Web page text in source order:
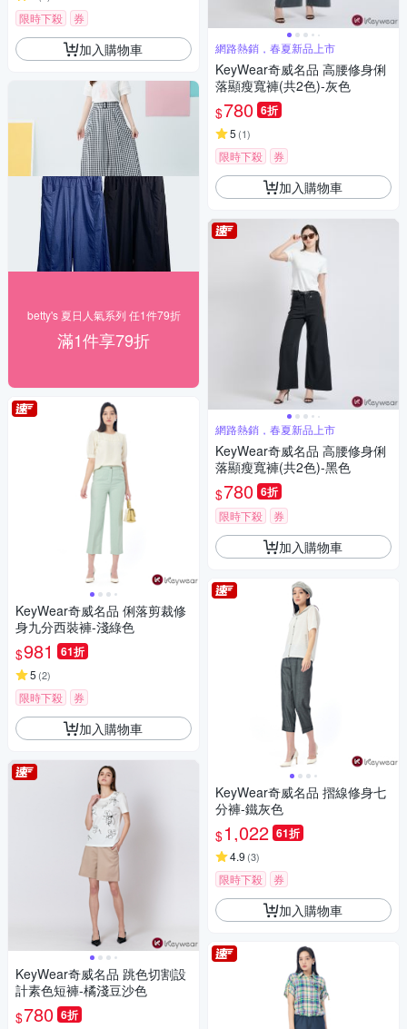
限時下殺 券
加入購物車
betty's 夏日人氣系列 任1件79折
滿1件享79折
KeyWear奇威名品 俐落剪裁修
身九分西裝褲-淺綠色
$981 61折
5 (2)
限時下殺 券
加入購物車
KeyWear奇威名品 跳色切割設
計素色短褲-橘淺豆沙色
$780 6折
網路熱銷，春夏新品上市
KeyWear奇威名品 高腰修身俐
落顯瘦寬褲(共2色)-灰色
$780 6折
5 (1)
限時下殺 券
加入購物車
網路熱銷，春夏新品上市
KeyWear奇威名品 高腰修身俐
落顯瘦寬褲(共2色)-黑色
$780 6折
限時下殺 券
加入購物車
KeyWear奇威名品 摺線修身七
分褲-鐵灰色
$1,022 61折
4.9 (3)
限時下殺 券
加入購物車